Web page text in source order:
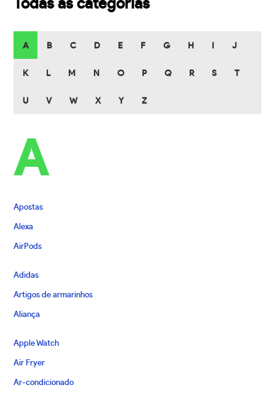
Todas as categorias
A B C D E F G H J
K L M N O P Q R S T
U V W X Y Z
A
Apostas
Alexa
AirPods
Adidas
Artigos de armarinhos
Aliança
Apple Watch
Air Fryer
Ar-condicionado